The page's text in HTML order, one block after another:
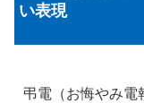
い表現
弔電（お悔やみ電